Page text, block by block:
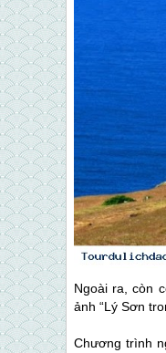
Ngoài ra, còn
ảnh “Lý Sơn
Chương trình